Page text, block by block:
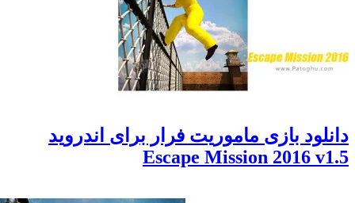
بازی ماموریت فرار برای اندروید
Escape Mission 2016